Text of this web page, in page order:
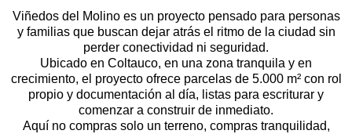
Viñedos del Molino es un proyecto pensado para personas
y familias que buscan dejar atrás el ritmo de la ciudad sin
perder conectividad ni seguridad.
Ubicado en Coltauco, en una zona tranquila y en
crecimiento, el proyecto ofrece parcelas de 5.000 m² con rol
propio y documentación al día, listas para escriturar y
comenzar a construir de inmediato.
Aquí no compras solo un terreno, compras tranquilidad,